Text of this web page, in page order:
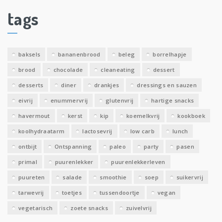
e
v
tags
baksels bananenbrood beleg borrelhapje
brood chocolade cleaneating dessert
desserts diner drankjes dressings en sauzen
eivrij enummervrij glutenvrij hartige snacks
havermout kerst kip koemelkvrij kookboek
koolhydraatarm lactosevrij low carb lunch
ontbijt Ontspanning paleo party pasen
primal puurenlekker puurenlekkerleven
puureten salade smoothie soep suikervrij
tarwevrij toetjes tussendoortje vegan
vegetarisch zoete snacks zuivelvrij